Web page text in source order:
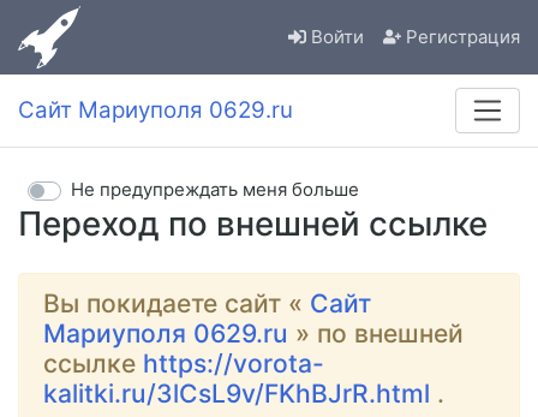
Войти Регистрация
Сайт Мариуполя 0629.ru
Переход по внешней ссылке
Не предупреждать меня больше
Вы покидаете сайт « Сайт
Мариуполя 0629.ru » по внешней
ссылке https://vorota-
kalitki.ru/3lCsL9v/FKhBJrR.html .